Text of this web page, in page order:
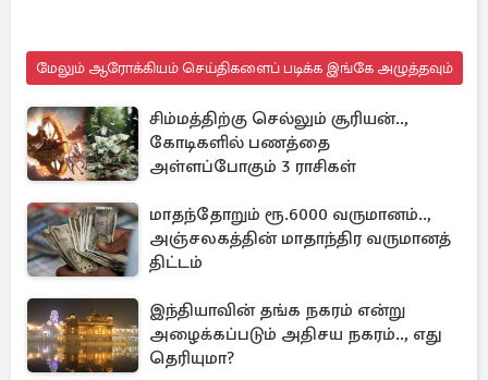
மேலும் ஆரோக்கியம் செய்திகளைப் படிக்க இங்கே அழுத்தவும்
சிம்மத்திற்கு செல்லும் சூரியன்..,
கோடிகளில் பணத்தை
அள்ளப்போகும் 3 ராசிகள்
மாதந்தோறும் ரூ.6000 வருமானம்..,
அஞ்சலகத்தின் மாதாந்திர வருமானத்
திட்டம்
இந்தியாவின் தங்க நகரம் என்று
அழைக்கப்படும் அதிசய நகரம்.., எது
தெரியுமா?